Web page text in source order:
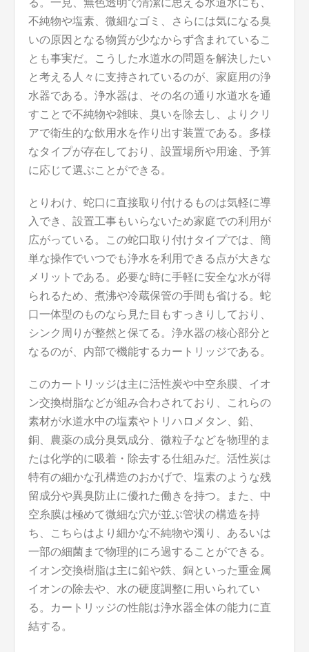
る。 一見、無色透明で清潔に思える水道水にも、
不純物や塩素、微細なゴミ、さらには気になる臭
いの原因となる物質が少なからず含まれているこ
とも事実だ。こうした水道水の問題を解決したい
と考える人々に支持されているのが、家庭用の浄
水器である。浄水器は、その名の通り水道水を通
すことで不純物や雑味、臭いを除去し、よりクリ
アで衛生的な飲用水を作り出す装置である。多様
なタイプが存在しており、設置場所や用途、予算
に応じて選ぶことができる。
とりわけ、蛇口に直接取り付けるものは気軽に導
入でき、設置工事もいらないため家庭での利用が
広がっている。この蛇口取り付けタイプでは、簡
単な操作でいつでも浄水を利用できる点が大きな
メリットである。必要な時に手軽に安全な水が得
られるため、煮沸や冷蔵保管の手間も省ける。蛇
口一体型のものなら見た目もすっきりしており、
シンク周りが整然と保てる。浄水器の核心部分と
なるのが、内部で機能するカートリッジである。
このカートリッジは主に活性炭や中空糸膜、イオ
ン交換樹脂などが組み合わされており、これらの
素材が水道水中の塩素やトリハロメタン、鉛、
銅、農薬の成分臭気成分、微粒子などを物理的ま
たは化学的に吸着・除去する仕組みだ。活性炭は
特有の細かな孔構造のおかげで、塩素のような残
留成分や異臭防止に優れた働きを持つ。また、中
空糸膜は極めて微細な穴が並ぶ管状の構造を持
ち、こちらはより細かな不純物や濁り、あるいは
一部の細菌まで物理的にろ過することができる。
イオン交換樹脂は主に鉛や鉄、銅といった重金属
イオンの除去や、水の硬度調整に用いられてい
る。カートリッジの性能は浄水器全体の能力に直
結する。